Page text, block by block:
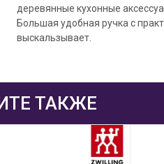
деревянные кухонные
Большая удобная ручка с
выскальзывает.
ТАКЖЕ